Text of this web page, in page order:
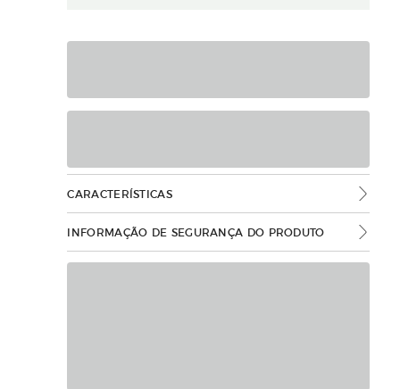
CARACTERÍSTICAS
INFORMAÇÃO DE SEGURANÇA DO PRODUTO